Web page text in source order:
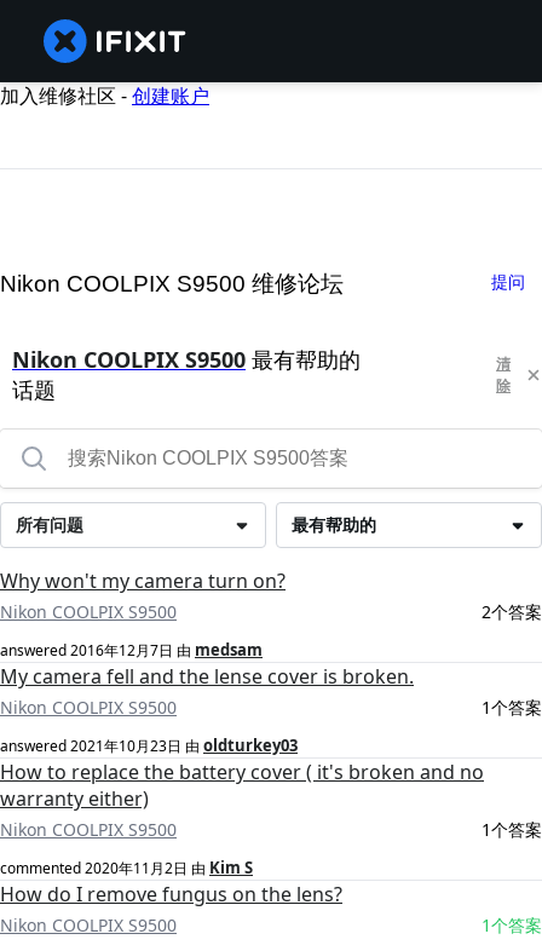
加入维修社区 -创建账户
Nikon COOLPIX S9500 维修论坛 提问
Nikon COOLPIX S9500 最有帮助的
话题
清
除
最有帮助的
所有问题
Why won't my camera turn on?
Nikon COOLPIX S9500 2个答案
answered2016年12月7日 由 medsam
My camera fell and the lense cover is broken.
Nikon COOLPIX S9500 1个答案
answered2021年10月23日 由 oldturkey03
How to replace the battery cover ( it's broken and no
warranty either)
Nikon COOLPIX S9500 1个答案
commented2020年11月2日 由 Kim S
How do I remove fungus on the lens?
Nikon COOLPIX S9500 1个答案